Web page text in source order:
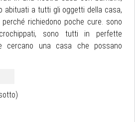
abituati a tutti gli oggetti della casa,
richiedono poche cure. sono
sono tutti in perfette
cercano una casa che possano